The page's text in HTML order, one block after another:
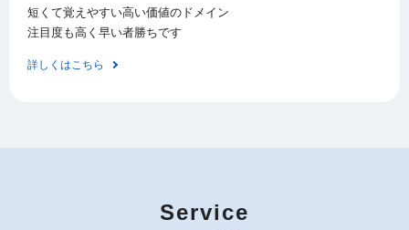
短くて覚えやすい高い価値のドメイン
注目度も高く早い者勝ちです
詳しくはこちら
Service